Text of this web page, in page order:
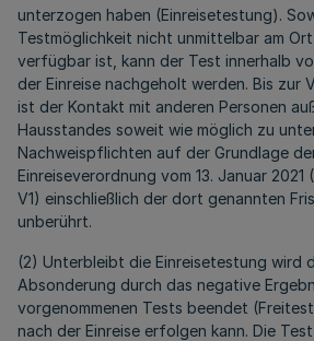
unterzogen haben (Einreisetestung).
Testmöglichkeit nicht unmittelbar am
verfügbar ist, kann der Test innerhalb
der Einreise nachgeholt werden. Bis zur
ist der Kontakt mit anderen Personen
Hausstandes soweit wie möglich zu
Nachweispflichten auf der Grundlage
Einreiseverordnung vom 13. Januar 2021
V1) einschließlich der dort genannten
unberührt.
(2) Unterbleibt die Einreisetestung wird
Absonderung durch das negative
vorgenommenen Tests beendet
nach der Einreise erfolgen kann. Die